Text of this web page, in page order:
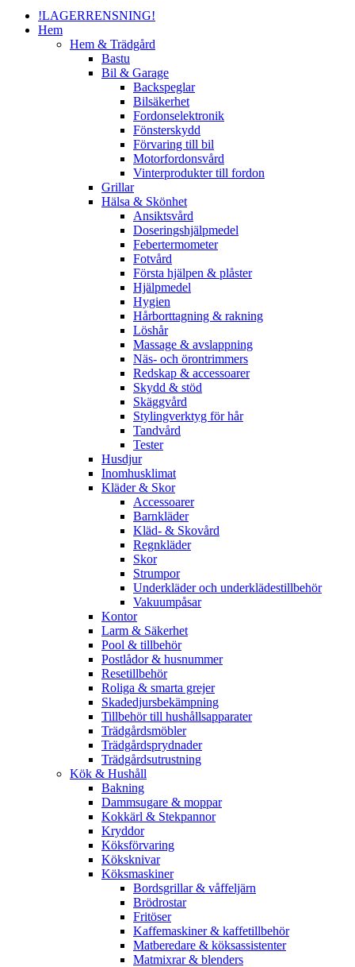
!LAGERRENSNING!
Hem
Hem & Trädgård
Bastu
Bil & Garage
Backspeglar
Bilsäkerhet
Fordonselektronik
Fönsterskydd
Förvaring till bil
Motorfordonsvård
Vinterprodukter till fordon
Grillar
Hälsa & Skönhet
Ansiktsvård
Doseringshjälpmedel
Febertermometer
Fotvård
Första hjälpen & plåster
Hjälpmedel
Hygien
Hårborttagning & rakning
Löshår
Massage & avslappning
Näs- och örontrimmers
Redskap & accessoarer
Skydd & stöd
Skäggvård
Stylingverktyg för hår
Tandvård
Tester
Husdjur
Inomhusklimat
Kläder & Skor
Accessoarer
Barnkläder
Kläd- & Skovård
Regnkläder
Skor
Strumpor
Underkläder och underklädestillbehör
Vakuumpåsar
Kontor
Larm & Säkerhet
Pool & tillbehör
Postlådor & husnummer
Resetillbehör
Roliga & smarta grejer
Skadedjursbekämpning
Tillbehör till hushållsapparater
Trädgårdsmöbler
Trädgårdsprydnader
Trädgårdsutrustning
Kök & Hushåll
Bakning
Dammsugare & moppar
Kokkärl & Stekpannor
Kryddor
Köksförvaring
Köksknivar
Köksmaskiner
Bordsgrillar & våffeljärn
Brödrostar
Fritöser
Kaffemaskiner & kaffetillbehör
Matberedare & köksassistenter
Matmixrar & blenders